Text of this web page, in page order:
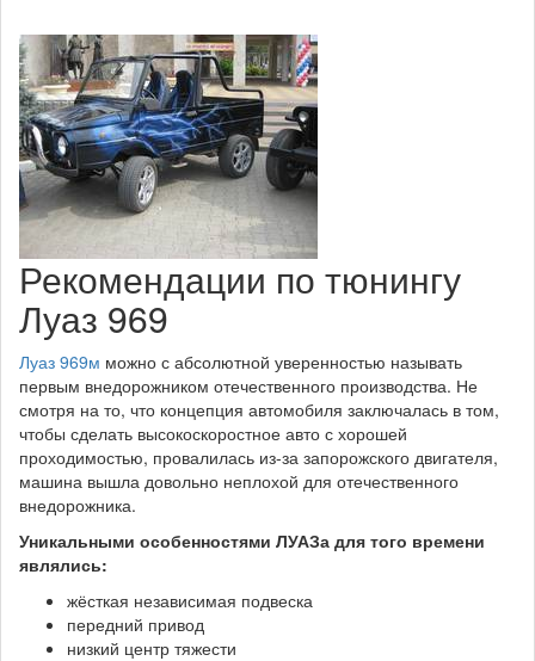
Рекомендации по тюнингу
Луаз 969
Луаз 969м можно с абсолютной уверенностью называть
первым внедорожником отечественного производства. Не
смотря на то, что концепция автомобиля заключалась в том,
чтобы сделать высокоскоростное авто с хорошей
проходимостью, провалилась из-за запорожского двигателя,
машина вышла довольно неплохой для отечественного
внедорожника.
Уникальными особенностями ЛУАЗа для того времени
являлись:
жёсткая независимая подвеска
передний привод
низкий центр тяжести